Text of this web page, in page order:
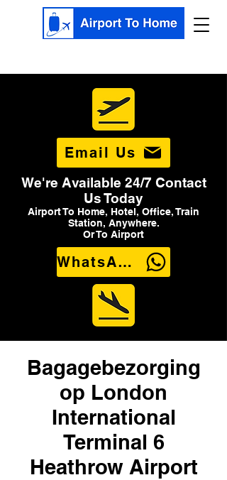
Email Us
We're Available 24/7 Contact
Us Today
Airport To Home, Hotel, Office, Train
Station, Anywhere.
Or To Airport
WhatsApp Us
Bagagebezorging
op London
International
Terminal 6
Heathrow Airport